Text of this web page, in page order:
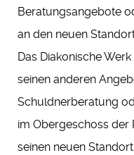
Beratungsangebote
an den neuen
Das Diakonische
seinen anderen
Schuldnerberatung
im Obergeschoss der
seinen neuen